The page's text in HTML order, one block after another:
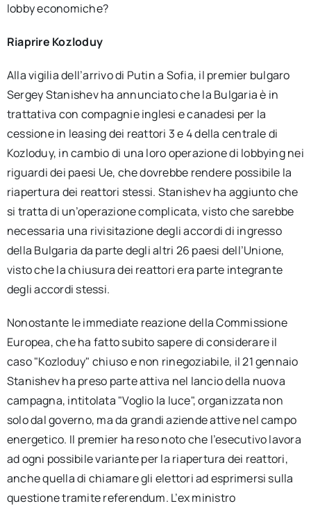
lobby economiche?
Riaprire Kozloduy
Alla vigilia dell’arrivo di Putin a Sofia, il premier bulgaro
Sergey Stanishev ha annunciato che la Bulgaria è in
trattativa con compagnie inglesi e canadesi per la
cessione in leasing dei reattori 3 e 4 della centrale di
Kozloduy, in cambio di una loro operazione di lobbying nei
riguardi dei paesi Ue, che dovrebbe rendere possibile la
riapertura dei reattori stessi. Stanishev ha aggiunto che
si tratta di un’operazione complicata, visto che sarebbe
necessaria una rivisitazione degli accordi di ingresso
della Bulgaria da parte degli altri 26 paesi dell’Unione,
visto che la chiusura dei reattori era parte integrante
degli accordi stessi.
Nonostante le immediate reazione della Commissione
Europea, che ha fatto subito sapere di considerare il
caso "Kozloduy" chiuso e non rinegoziabile, il 21 gennaio
Stanishev ha preso parte attiva nel lancio della nuova
campagna, intitolata "Voglio la luce", organizzata non
solo dal governo, ma da grandi aziende attive nel campo
energetico. Il premier ha reso noto che l’esecutivo lavora
ad ogni possibile variante per la riapertura dei reattori,
anche quella di chiamare gli elettori ad esprimersi sulla
questione tramite referendum. L’ex ministro